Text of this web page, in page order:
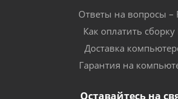
Ответы на вопросы –
Как оплатить
Доставка
Гарантия на
Оставайтесь на